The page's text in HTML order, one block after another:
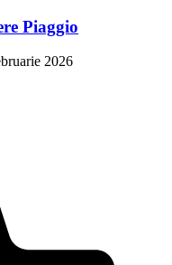
Piaggio
2026